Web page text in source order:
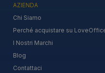
AZIENDA
Chi Siamo
Perché acquistare su
I Nostri Marchi
Blog
Contattaci